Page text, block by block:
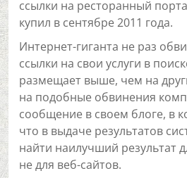
ссылки на ресторанный
купил в сентябре 2011 года.
Интернет-гиганта не раз
ссылки на свои услуги в
размещает выше, чем на
на подобные обвинения
сообщение в своем блоге, в
что в выдаче результатов
найти наилучший результат
не для веб-сайтов.